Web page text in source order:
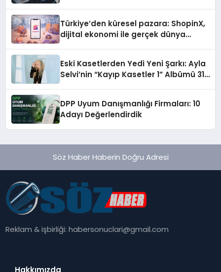
Türkiye’den küresel pazara: ShopinX,
dijital ekonomi ile gerçek dünya
Eski Kasetlerden Yedi Yeni Şarkı: Ayla
Selvi’nin “Kayıp Kasetler 1” Albümü 31
DPP Uyum Danışmanlığı Firmaları: 10
Adayı Değerlendirdik
Söz Haber Haberin Doğru Adresi
Reklam & işbirliği:habersonuclari@gmail.com
Hakkımızda